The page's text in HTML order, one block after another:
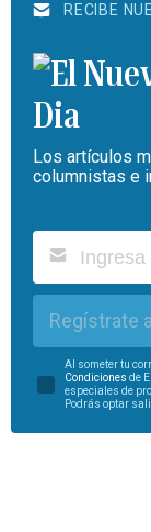
RECIBE
Los artículos
columnistas e
Regístrate
Al someter tu
Condiciones de
especiales de
Podrás optar